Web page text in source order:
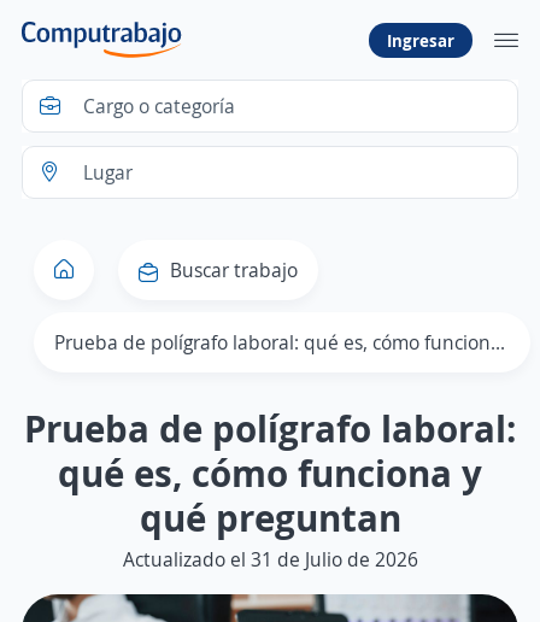
Ingresar
Buscar trabajo
Prueba de polígrafo laboral: qué es, cómo funciona y qué preguntan
Prueba de polígrafo laboral:
qué es, cómo funciona y
qué preguntan
Actualizado el 31 de Julio de 2026